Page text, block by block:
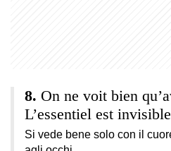
On ne voit bien
L’essentiel est
Si vede bene solo con il